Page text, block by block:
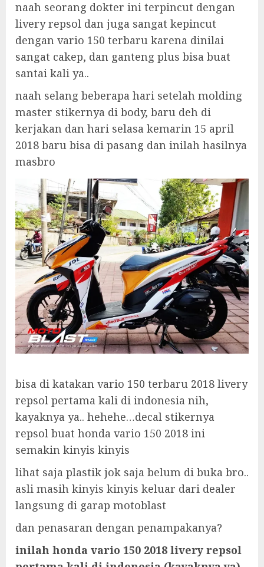
naah seorang dokter ini terpincut dengan
livery repsol dan juga sangat kepincut
dengan vario 150 terbaru karena dinilai
sangat cakep, dan ganteng plus bisa buat
santai kali ya..
naah selang beberapa hari setelah molding
master stikernya di body, baru deh di
kerjakan dan hari selasa kemarin 15 april
2018 baru bisa di pasang dan inilah hasilnya
masbro
bisa di katakan vario 150 terbaru 2018 livery
repsol pertama kali di indonesia nih,
kayaknya ya.. hehehe…decal stikernya
repsol buat honda vario 150 2018 ini
semakin kinyis kinyis
lihat saja plastik jok saja belum di buka bro..
asli masih kinyis kinyis keluar dari dealer
langsung di garap motoblast
dan penasaran dengan penampakanya?
inilah honda vario 150 2018 livery repsol